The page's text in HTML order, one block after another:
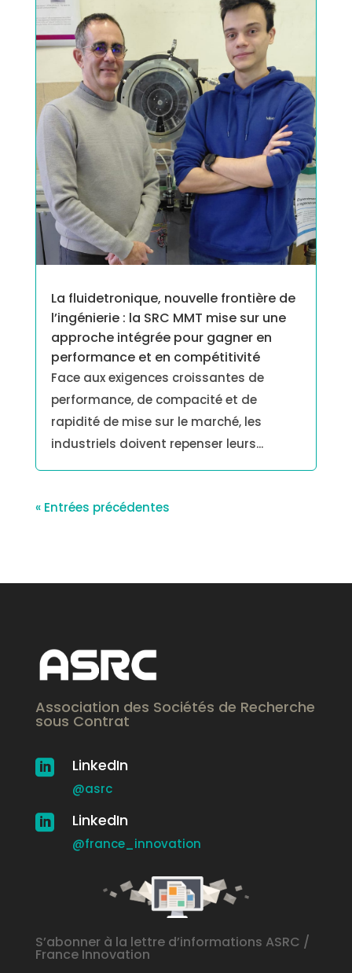
La fluidetronique, nouvelle frontière de
l’ingénierie : la SRC MMT mise sur une
approche intégrée pour gagner en
performance et en compétitivité
Face aux exigences croissantes de
performance, de compacité et de
rapidité de mise sur le marché, les
industriels doivent repenser leurs...
« Entrées précédentes
Association des Sociétés de Recherche
sous Contrat
 LinkedIn
@asrc
 LinkedIn
@france_innovation
S’abonner à la lettre d’informations ASRC /
France Innovation